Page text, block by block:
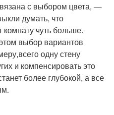
с выбором цвета, —
думать, что
чуть больше.
выбор вариантов
одну стену
и компенсировать это
более глубокой, а все